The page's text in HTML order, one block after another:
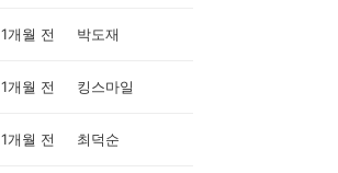
1개월 전 박도재
1개월 전 킹스마일
1개월 전 최덕순